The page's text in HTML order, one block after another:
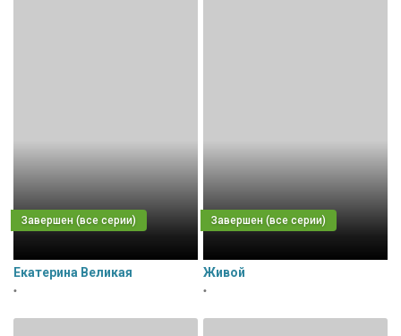
Екатерина Великая
•
Живой
•